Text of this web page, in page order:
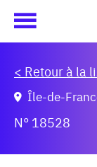
< Retour à la
N° 18528
Île-de-